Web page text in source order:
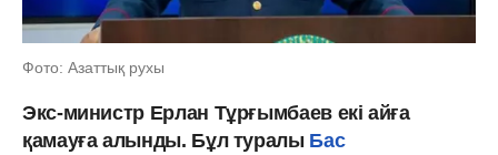
Фото: Азаттық рухы
Экс-министр Ерлан Тұрғымбаев екі айға
қамауға алынды. Бұл туралы Бас